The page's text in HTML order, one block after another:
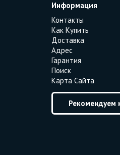
Информация
Контакты
Как Купить
Доставка
Адрес
Гарантия
Поиск
Карта Сайта
Рекомендуем